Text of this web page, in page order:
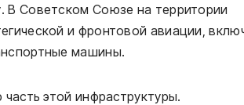
В Советском Союзе на территории
и фронтовой авиации,
машины.
этой инфраструктуры.